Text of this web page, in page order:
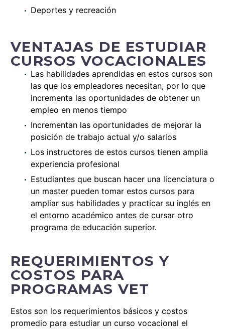
Deportes y recreación
VENTAJAS DE ESTUDIAR
CURSOS VOCACIONALES
Las habilidades aprendidas en estos cursos son
las que los empleadores necesitan, por lo que
incrementa las oportunidades de obtener un
empleo en menos tiempo
Incrementan las oportunidades de mejorar la
posición de trabajo actual y/o salarios
Los instructores de estos cursos tienen amplia
experiencia profesional
Estudiantes que buscan hacer una licenciatura o
un master pueden tomar estos cursos para
ampliar sus habilidades y practicar su inglés en
el entorno académico antes de cursar otro
programa de educación superior.
REQUERIMIENTOS Y
COSTOS PARA
PROGRAMAS VET
Estos son los requerimientos básicos y costos
promedio para estudiar un curso vocacional el